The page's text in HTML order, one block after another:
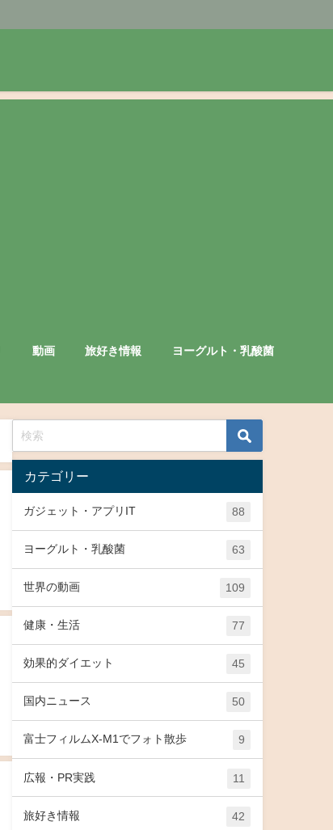
動画 旅好き情報 ヨーグルト・乳酸菌
カテゴリー
ガジェット・アプリIT 88
ヨーグルト・乳酸菌 63
世界の動画 109
健康・生活 77
効果的ダイエット 45
国内ニュース 50
富士フィルムX-M1でフォト散歩 9
広報・PR実践 11
旅好き情報 42